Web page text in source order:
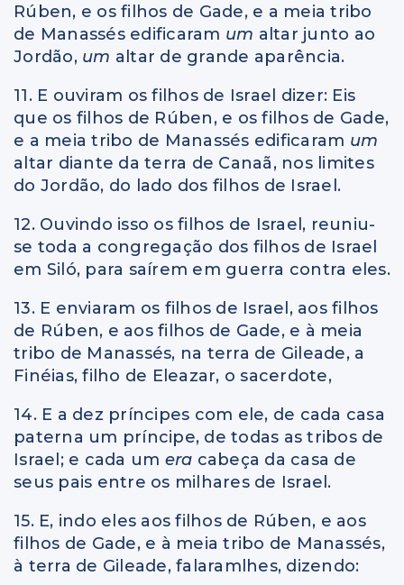
Rúben, e os filhos de Gade, e a meia tribo
de Manassés edificaram um altar junto ao
Jordão, um altar de grande aparência.
11. E ouviram os filhos de Israel dizer: Eis
que os filhos de Rúben, e os filhos de Gade,
e a meia tribo de Manassés edificaram um
altar diante da terra de Canaã, nos limites
do Jordão, do lado dos filhos de Israel.
12. Ouvindo isso os filhos de Israel, reuniu-
se toda a congregação dos filhos de Israel
em Siló, para saírem em guerra contra eles.
13. E enviaram os filhos de Israel, aos filhos
de Rúben, e aos filhos de Gade, e à meia
tribo de Manassés, na terra de Gileade, a
Finéias, filho de Eleazar, o sacerdote,
14. E a dez príncipes com ele, de cada casa
paterna um príncipe, de todas as tribos de
Israel; e cada um era cabeça da casa de
seus pais entre os milhares de Israel.
15. E, indo eles aos filhos de Rúben, e aos
filhos de Gade, e à meia tribo de Manassés,
à terra de Gileade, falaramlhes, dizendo: